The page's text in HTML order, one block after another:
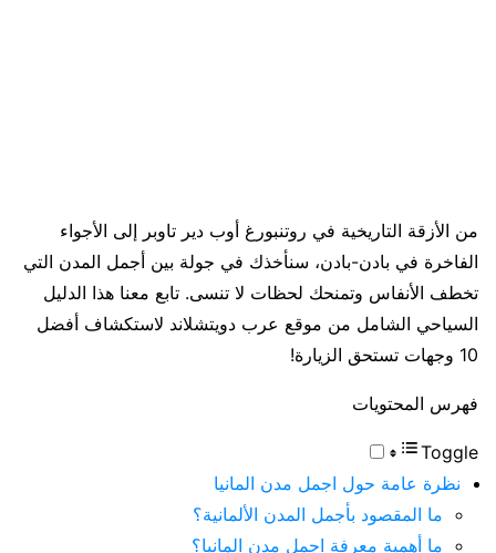
من الأزقة التاريخية في روتنبورغ أوب دير تاوبر إلى الأجواء
الفاخرة في بادن-بادن، سنأخذك في جولة بين أجمل المدن التي
تخطف الأنفاس وتمنحك لحظات لا تنسى. تابع معنا هذا الدليل
السياحي الشامل من موقع عرب دويتشلاند لاستكشاف أفضل
10 وجهات تستحق الزيارة!
فهرس المحتويات
Toggle
نظرة عامة حول اجمل مدن المانيا
ما المقصود بأجمل المدن الألمانية؟
ما أهمية معرفة اجمل مدن المانيا؟